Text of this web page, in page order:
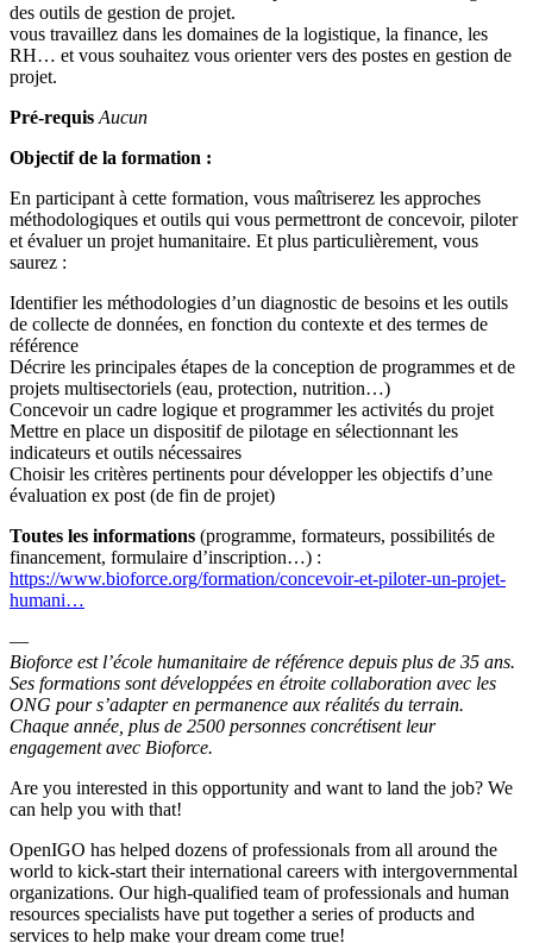
des outils de gestion de projet.
vous travaillez dans les domaines de la logistique, la finance, les
RH… et vous souhaitez vous orienter vers des postes en gestion de
projet.
Pré-requis Aucun
Objectif de la formation :
En participant à cette formation, vous maîtriserez les approches
méthodologiques et outils qui vous permettront de concevoir, piloter
et évaluer un projet humanitaire. Et plus particulièrement, vous
saurez :
Identifier les méthodologies d’un diagnostic de besoins et les outils
de collecte de données, en fonction du contexte et des termes de
référence
Décrire les principales étapes de la conception de programmes et de
projets multisectoriels (eau, protection, nutrition…)
Concevoir un cadre logique et programmer les activités du projet
Mettre en place un dispositif de pilotage en sélectionnant les
indicateurs et outils nécessaires
Choisir les critères pertinents pour développer les objectifs d’une
évaluation ex post (de fin de projet)
Toutes les informations (programme, formateurs, possibilités de
financement, formulaire d’inscription…) :
https://www.bioforce.org/formation/concevoir-et-piloter-un-projet-
humani…
—
Bioforce est l’école humanitaire de référence depuis plus de 35 ans.
Ses formations sont développées en étroite collaboration avec les
ONG pour s’adapter en permanence aux réalités du terrain.
Chaque année, plus de 2500 personnes concrétisent leur
engagement avec Bioforce.
Are you interested in this opportunity and want to land the job? We
can help you with that!
OpenIGO has helped dozens of professionals from all around the
world to kick-start their international careers with intergovernmental
organizations. Our high-qualified team of professionals and human
resources specialists have put together a series of products and
services to help make your dream come true!